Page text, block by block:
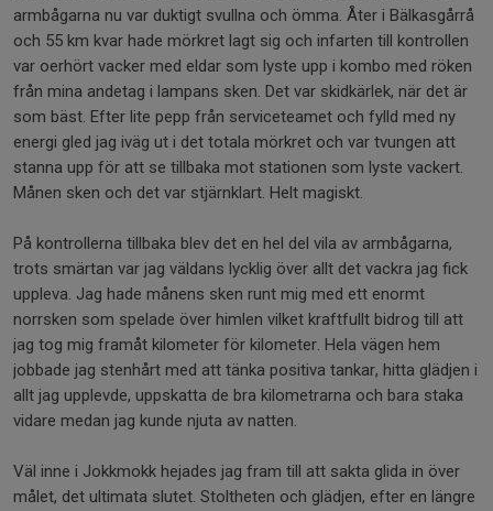
armbågarna nu var duktigt svullna och ömma. Åter i Bälkasgårrå
och 55 km kvar hade mörkret lagt sig och infarten till kontrollen
var oerhört vacker med eldar som lyste upp i kombo med röken
från mina andetag i lampans sken. Det var skidkärlek, när det är
som bäst. Efter lite pepp från serviceteamet och fylld med ny
energi gled jag iväg ut i det totala mörkret och var tvungen att
stanna upp för att se tillbaka mot stationen som lyste vackert.
Månen sken och det var stjärnklart. Helt magiskt.
På kontrollerna tillbaka blev det en hel del vila av armbågarna,
trots smärtan var jag väldans lycklig över allt det vackra jag fick
uppleva. Jag hade månens sken runt mig med ett enormt
norrsken som spelade över himlen vilket kraftfullt bidrog till att
jag tog mig framåt kilometer för kilometer. Hela vägen hem
jobbade jag stenhårt med att tänka positiva tankar, hitta glädjen i
allt jag upplevde, uppskatta de bra kilometrarna och bara staka
vidare medan jag kunde njuta av natten.
Väl inne i Jokkmokk hejades jag fram till att sakta glida in över
målet, det ultimata slutet. Stoltheten och glädjen, efter en längre